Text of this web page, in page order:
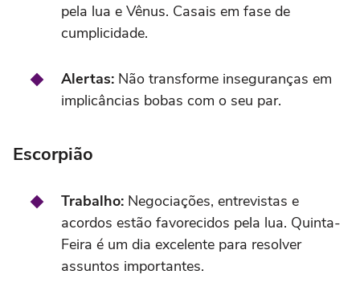
pela lua e Vênus. Casais em fase de
cumplicidade.
Alertas: Não transforme inseguranças em
implicâncias bobas com o seu par.
Escorpião
Trabalho: Negociações, entrevistas e
acordos estão favorecidos pela lua. Quinta-
Feira é um dia excelente para resolver
assuntos importantes.